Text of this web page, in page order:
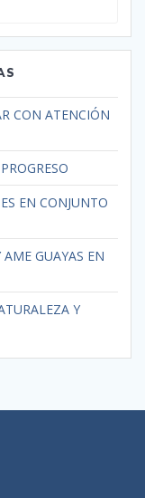
CON ATENCIÓN
EN CONJUNTO
GUAYAS EN
Y